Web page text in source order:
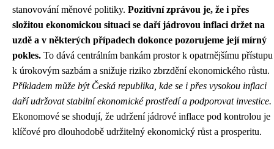
stanovování měnové politiky. Pozitivní zprávou je, že i přes
složitou ekonomickou situaci se daří jádrovou inflaci držet na
uzdě a v některých případech dokonce pozorujeme její mírný
pokles. To dává centrálním bankám prostor k opatrnějšímu přístupu
k úrokovým sazbám a snižuje riziko zbrzdění ekonomického růstu.
Příkladem může být Česká republika, kde se i přes vysokou inflaci
daří udržovat stabilní ekonomické prostředí a podporovat investice.
Ekonomové se shodují, že udržení jádrové inflace pod kontrolou je
klíčové pro dlouhodobě udržitelný ekonomický růst a prosperitu.